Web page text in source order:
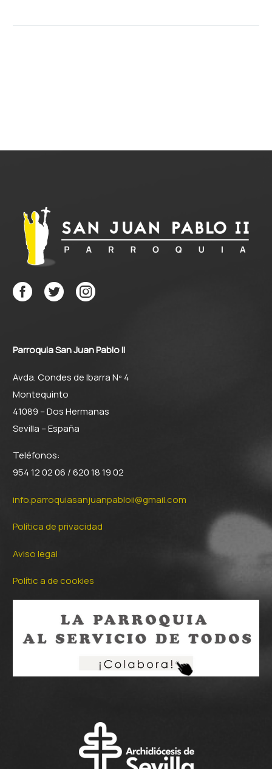
Parroquia San Juan Pablo II
Avda. Condes de Ibarra Nº 4
Montequinto
41089 – Dos Hermanas
Sevilla – España
Teléfonos:
954 12 02 06 / 620 18 19 02
info.parroquiasanjuanpabloii@gmail.com
Política de privacidad
Aviso legal
Polític a de cookies